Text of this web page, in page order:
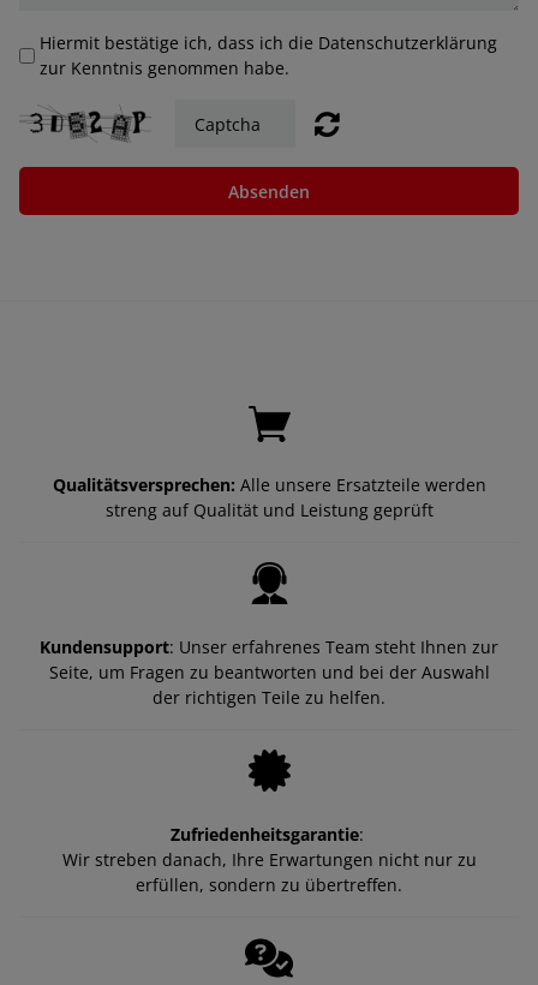
Hiermit bestätige ich, dass ich die Datenschutzerklärung
zur Kenntnis genommen habe.
Absenden
Qualitätsversprechen: Alle unsere Ersatzteile werden
streng auf Qualität und Leistung geprüft
Kundensupport: Unser erfahrenes Team steht Ihnen zur
Seite, um Fragen zu beantworten und bei der Auswahl
der richtigen Teile zu helfen.
Zufriedenheitsgarantie:
Wir streben danach, Ihre Erwartungen nicht nur zu
erfüllen, sondern zu übertreffen.